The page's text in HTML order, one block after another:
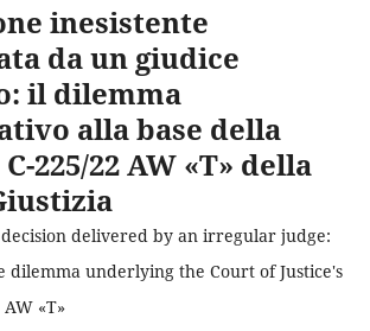
inesistente
da un giudice
il dilemma
alla base della
225/22 AW «T» della
delivered by an irregular judge:
underlying the Court of Justice's
«T»